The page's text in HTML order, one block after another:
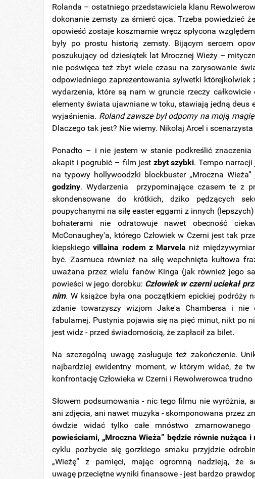
Rolanda – ostatniego przedstawiciela klanu
dokonanie zemsty za śmierć ojca. Trzeba powiedzieć
opowieść zostaje koszmarnie wręcz spłycona
były po prostu historią zemsty. Bijącym sercem
poszukujący od dziesiątek lat Mrocznej Wieży –
nie poświęca też zbyt wiele czasu na zarysowanie
odpowiedniego zaprezentowania sylwetki
wydarzenia, które są nam w gruncie rzeczy
elementy świata ujawniane w toku, stawiają jedną deus
wyjaśnienia. Roland zawsze był odporny na moją magię
Dlaczego tak jest? Nie wiemy. Nikolaj Arcel i
Ponadto – i nie jestem w stanie podkreślić
akapit i pogrubić – film jest zbyt szybki. Tempo
na typowy hollywoodzki blockbuster „Mroczna
godziny. Wydarzenia przypominające czasem te z
skondensowane do krótkich, dziko pędzących
poupychanymi na siłę easter eggami z innych
bohaterami nie odratowuje nawet obecność
McConaughey'a, którego Człowiek w Czerni jest tak
kiepskiegovillaina rodem z Marvela niż
być. Zasmuca również na siłę wepchnięta kultowa
uważana przez wielu fanów Kinga (jak również jego
powieści w jego dorobku: Człowiek w czerni uciekał
nim. W książce była ona początkiem epickiej podróży
zdanie towarzyszy wizjom Jake'a Chambersa i nie
fabularnej. Pustynia pojawia się na pięć minut, nikt po
jest widz - przed świadomością, że zapłacił za bilet.
Na szczególną uwagę zasługuje też zakończenie.
najbardziej ewidentny moment, w którym widać, że
konfrontację Człowieka w Czerni i Rewolwerowca
Słowem podsumowania - nic tego filmu nie wyróżnia,
ani zdjęcia, ani nawet muzyka - skomponowana przez
ówdzie widać tylko całe mnóstwo zmarnowanego
powieściami, „Mroczna Wieża” będzie równie nużąca
cyklu pozbycie się gorzkiego smaku przyjdzie
„Wieżę” z pamięci, mając ogromną nadzieją,
uwagę przeciętne wyniki finansowe - jest bardzo